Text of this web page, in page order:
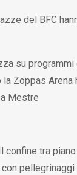
del BFC
su programmi
Zoppas
Mestre
confine tra